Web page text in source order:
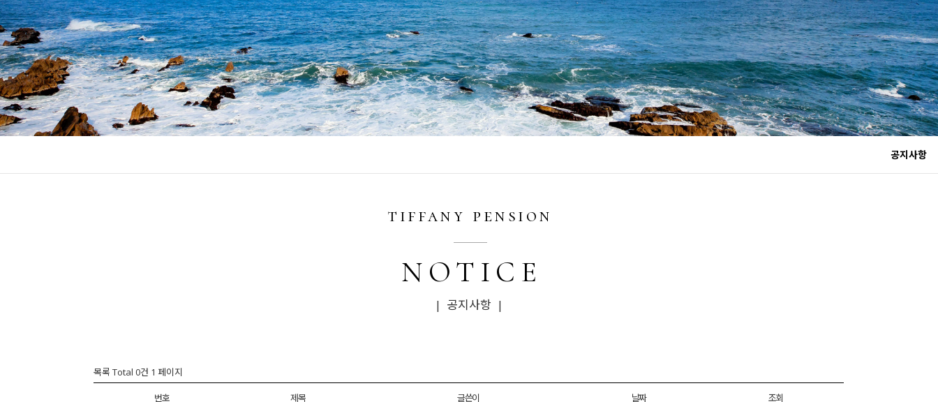
공지사항
tiffany pension
NOTICE
| 공지사항 |
목록 Total 0건 1 페이지
번호 제목 글쓴이 날짜 조회